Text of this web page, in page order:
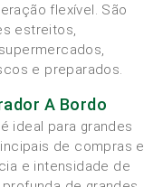
flexível. São
estreitos,
e preparados.
A Bordo
ideal para grandes
de compras e
e intensidade de